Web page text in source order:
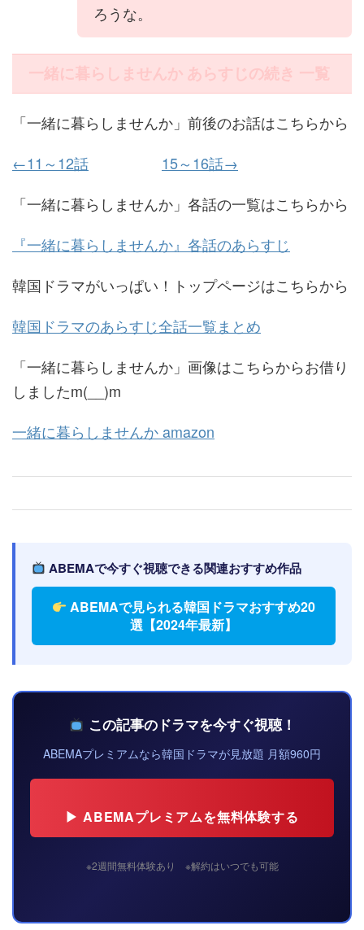
ろうな。
一緒に暮らしませんか あらすじの続き 一覧
「一緒に暮らしませんか」前後のお話はこちらから
←11～12話
15～16話→
「一緒に暮らしませんか」各話の一覧はこちらから
『一緒に暮らしませんか』各話のあらすじ
韓国ドラマがいっぱい！トップページはこちらから
韓国ドラマのあらすじ全話一覧まとめ
「一緒に暮らしませんか」画像はこちらからお借り
しましたm(__)m
一緒に暮らしませんか amazon
ABEMAで今すぐ視聴できる関連おすすめ作品
ABEMAで見られる韓国ドラマおすすめ20
選【2024年最新】
この記事のドラマを今すぐ視聴！
ABEMAプレミアムなら韓国ドラマが見放題 月額960円
▶ ABEMAプレミアムを無料体験する
※2週間無料体験あり ※解約はいつでも可能